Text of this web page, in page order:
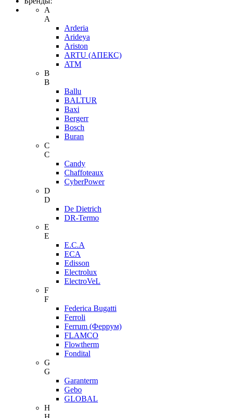
A
A
Arderia
Arideya
Ariston
ARTU (АПЕКС)
ATM
B
B
Ballu
BALTUR
Baxi
Bergerr
Bosch
Buran
C
C
Candy
Chaffoteaux
CyberPower
D
D
De Dietrich
DR-Termo
E
E
E.C.A
ECA
Edisson
Electrolux
ElectroVeL
F
F
Federica Bugatti
Ferroli
Ferrum (Феррум)
FLAMCO
Flowtherm
Fondital
G
G
Garanterm
Gebo
GLOBAL
H